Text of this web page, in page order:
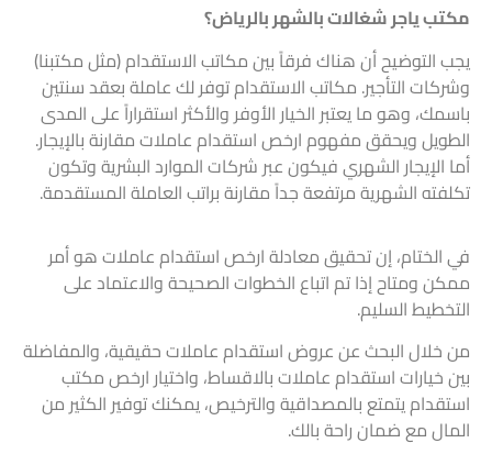
مكتب ياجر شغالات بالشهر بالرياض؟
يجب التوضيح أن هناك فرقاً بين مكاتب الاستقدام (مثل مكتبنا)
وشركات التأجير. مكاتب الاستقدام توفر لك عاملة بعقد سنتين
باسمك، وهو ما يعتبر الخيار الأوفر والأكثر استقراراً على المدى
الطويل ويحقق مفهوم ارخص استقدام عاملات مقارنة بالإيجار.
أما الإيجار الشهري فيكون عبر شركات الموارد البشرية وتكون
تكلفته الشهرية مرتفعة جداً مقارنة براتب العاملة المستقدمة.
في الختام، إن تحقيق معادلة ارخص استقدام عاملات هو أمر
ممكن ومتاح إذا تم اتباع الخطوات الصحيحة والاعتماد على
التخطيط السليم.
من خلال البحث عن عروض استقدام عاملات حقيقية، والمفاضلة
بين خيارات استقدام عاملات بالاقساط، واختيار ارخص مكتب
استقدام يتمتع بالمصداقية والترخيص، يمكنك توفير الكثير من
المال مع ضمان راحة بالك.